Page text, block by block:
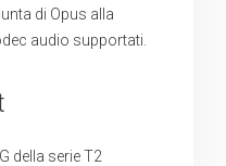
di Opus alla
audio supportati.
della serie T2